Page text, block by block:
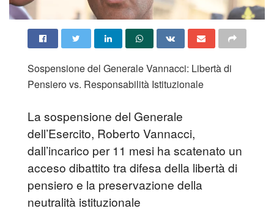
Sospensione del Generale Vannacci: Libertà di
Pensiero vs. Responsabilità Istituzionale
La sospensione del Generale
dell’Esercito, Roberto Vannacci,
dall’incarico per 11 mesi ha scatenato un
acceso dibattito tra difesa della libertà di
pensiero e la preservazione della
neutralità istituzionale